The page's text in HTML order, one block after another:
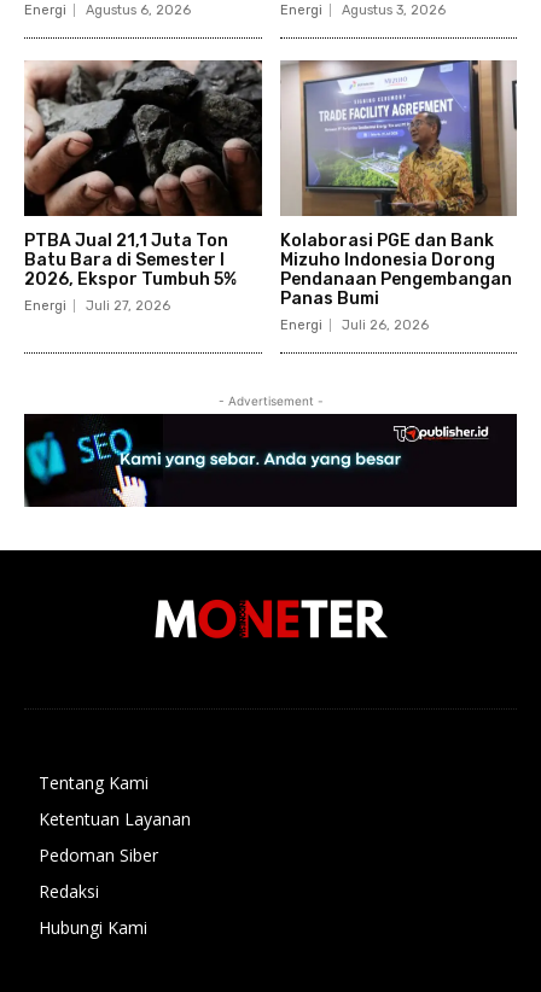
Energi Agustus 6, 2026 Energi Agustus 3, 2026
PTBA Jual 21,1 Juta Ton
Batu Bara di Semester I
2026, Ekspor Tumbuh 5%
Energi Juli 27, 2026
Kolaborasi PGE dan Bank
Mizuho Indonesia Dorong
Pendanaan Pengembangan
Panas Bumi
Energi Juli 26, 2026
- Advertisement -
Tentang Kami
Ketentuan Layanan
Pedoman Siber
Redaksi
Hubungi Kami